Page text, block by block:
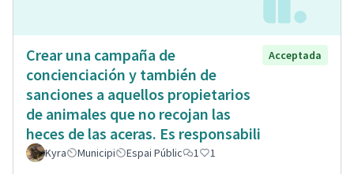
Crear una campaña de
concienciación y también de
sanciones a aquellos propietarios
de animales que no recojan las
heces de las aceras. Es responsabili
Acceptada
Kyra Municipi Espai Públic 1 1